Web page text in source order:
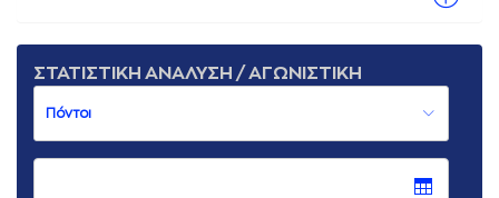
ΣΤΑΤΙΣΤΙΚΗ ΑΝΑΛΥΣΗ / ΑΓΩΝΙΣΤΙΚΗ